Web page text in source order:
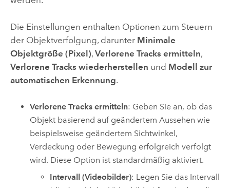
Die Einstellungen enthalten Optionen zum Steuern
der Objektverfolgung, darunter Minimale
Objektgröße (Pixel), Verlorene Tracks ermitteln,
Verlorene Tracks wiederherstellen und Modell zur
automatischen Erkennung.
Verlorene Tracks ermitteln: Geben Sie an, ob das
Objekt basierend auf geändertem Aussehen wie
beispielsweise geändertem Sichtwinkel,
Verdeckung oder Bewegung erfolgreich verfolgt
wird. Diese Option ist standardmäßig aktiviert.
Intervall (Videobilder): Legen Sie das Intervall